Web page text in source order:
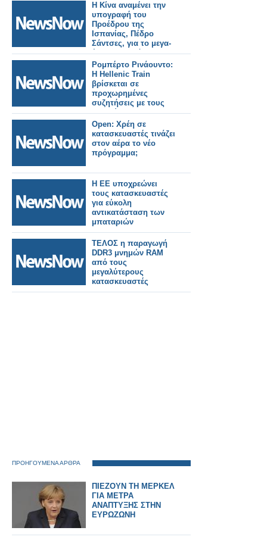
Η Κίνα αναμένει την
υπογραφή του
Προέδρου της
Ισπανίας, Πέδρο
Σάντσες, για το μεγα-
έργο του Δρόμου του
Μεταξιού. Κινέζοι
κατασκευαστές
ετοιμάζονται για
μελλοντικές
σιδηροδρομικές
γραμμές υψηλής
ταχύτητας.
Ρομπέρτο Ρινάουντο:
Η Hellenic Train
βρίσκεται σε
προχωρημένες
συζητήσεις με τους
μεγαλύτερους
κατασκευαστές
τρένων στην Ευρώπη
Open: Χρέη σε
κατασκευαστές τινάζει
στον αέρα το νέο
πρόγραμμα;
Η ΕΕ υποχρεώνει
τους κατασκευαστές
για εύκολη
αντικατάσταση των
μπαταριών
ΤΕΛΟΣ η παραγωγή
DDR3 μνημών RAM
από τους
μεγαλύτερους
κατασκευαστές
ΠΡΟΗΓΟΥΜΕΝΑ ΑΡΘΡΑ
ΠΙΕΖΟΥΝ ΤΗ ΜΕΡΚΕΛ
ΓΙΑ ΜΕΤΡΑ
ΑΝΑΠΤΥΞΗΣ ΣΤΗΝ
ΕΥΡΩΖΩΝΗ